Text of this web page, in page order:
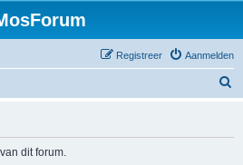
Aanmelden
Registreer
dit forum.